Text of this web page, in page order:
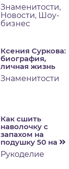
Знаменитости,
Новости, Шоу-
бизнес
Ксения Суркова:
биография,
личная жизнь
Знаменитости
Как сшить
наволочку с
запахом на
подушку 50 на
Рукоделие